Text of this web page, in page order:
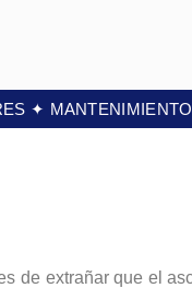
✦
de extrañar que el